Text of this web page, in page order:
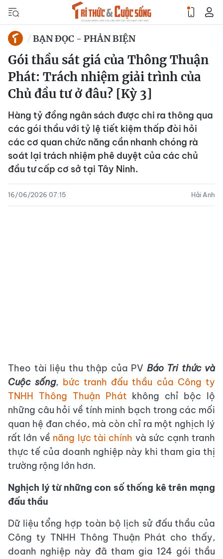
BẠN ĐỌC - PHẢN BIỆN
Gói thầu sát giá của Thông Thuận
Phát: Trách nhiệm giải trình của
Chủ đầu tư ở đâu? [Kỳ 3]
Hàng tỷ đồng ngân sách được chi ra thông qua
các gói thầu với tỷ lệ tiết kiệm thấp đòi hỏi
các cơ quan chức năng cần nhanh chóng rà
soát lại trách nhiệm phê duyệt của các chủ
đầu tư cấp cơ sở tại Tây Ninh.
16/06/2026 07:15 Hải Anh
Theo tài liệu thu thập của PV Báo Tri thức và
Cuộc sống, bức tranh đấu thầu của Công ty
TNHH Thông Thuận Phát không chỉ bộc lộ
những câu hỏi về tính minh bạch trong các mối
quan hệ đan chéo, mà còn chỉ ra một nghịch lý
rất lớn về năng lực tài chính và sức cạnh tranh
thực tế của doanh nghiệp này khi tham gia thị
trường rộng lớn hơn.
Nghịch lý từ những con số thống kê trên mạng
đấu thầu
Dữ liệu tổng hợp toàn bộ lịch sử đấu thầu của
Công ty TNHH Thông Thuận Phát cho thấy,
doanh nghiệp này đã tham gia 124 gói thầu